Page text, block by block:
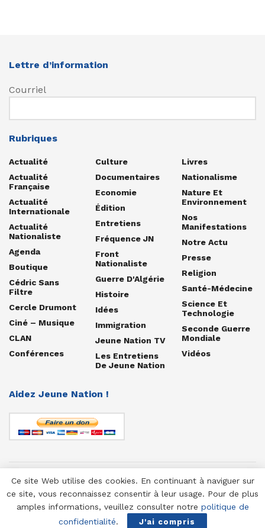
Lettre d’information
Courriel
Rubriques
Actualité
Actualité
Française
Actualité
Internationale
Actualité
Nationaliste
Agenda
Boutique
Cédric Sans
Filtre
Cercle Drumont
Ciné – Musique
CLAN
Conférences
Culture
Documentaires
Economie
Édition
Entretiens
Fréquence JN
Front
Nationaliste
Guerre D'Algérie
Histoire
Idées
Immigration
Jeune Nation TV
Les Entretiens
De Jeune Nation
Livres
Nationalisme
Nature Et
Environnement
Nos
Manifestations
Notre Actu
Presse
Religion
Santé-Médecine
Science Et
Technologie
Seconde Guerre
Mondiale
Vidéos
Aidez Jeune Nation !
© 1958-2025 Jeune Nation
Ce site Web utilise des cookies. En continuant à naviguer sur
ce site, vous reconnaissez consentir à leur usage. Pour de plus
amples informations, veuillez consulter notre politique de
confidentialité. J'ai compris